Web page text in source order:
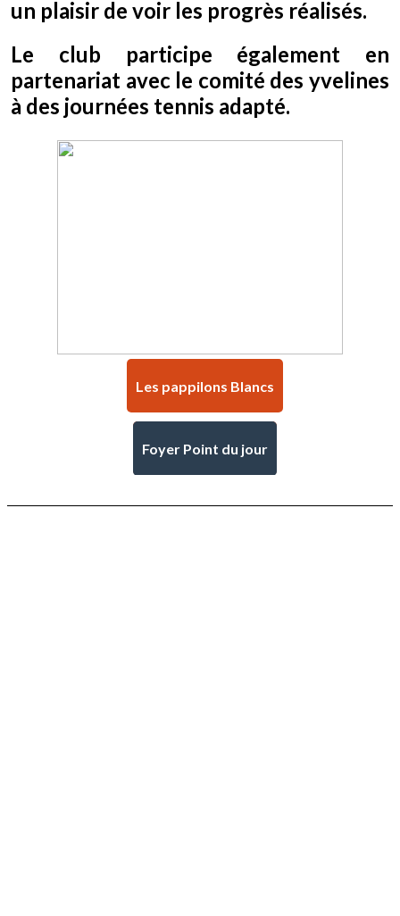
un plaisir de voir les progrès réalisés.
Le club participe également en
partenariat avec le comité des yvelines
à des journées tennis adapté.
Les pappilons Blancs
Foyer Point du jour